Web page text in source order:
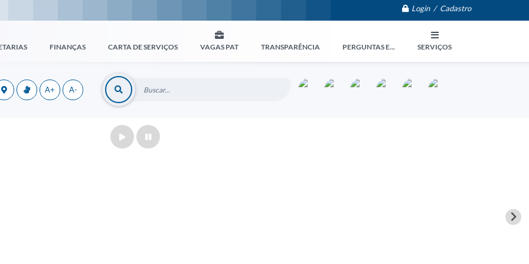
Login / Cadastro
FINANÇAS CARTA DE SERVIÇOS VAGAS PAT TRANSPARÊNCIA PERGUNTAS E... SERVIÇOS
A+ A-